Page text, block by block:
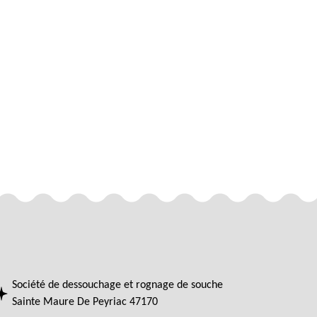
Société de dessouchage et rognage de souche
Sainte Maure De Peyriac 47170